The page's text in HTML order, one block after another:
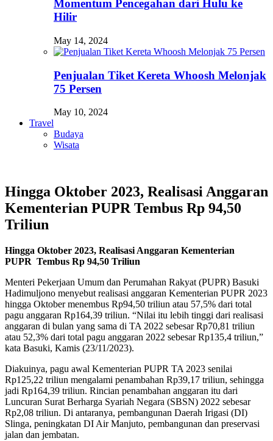
Momentum Pencegahan dari Hulu ke
Hilir
May 14, 2024
Penjualan Tiket Kereta Whoosh Melonjak
75 Persen
May 10, 2024
Travel
Budaya
Wisata
Hingga Oktober 2023, Realisasi Anggaran
Kementerian PUPR Tembus Rp 94,50
Triliun
Hingga Oktober 2023, Realisasi Anggaran Kementerian
PUPR Tembus Rp 94,50 Triliun
Menteri Pekerjaan Umum dan Perumahan Rakyat (PUPR) Basuki
Hadimuljono menyebut realisasi anggaran Kementerian PUPR 2023
hingga Oktober menembus Rp94,50 triliun atau 57,5% dari total
pagu anggaran Rp164,39 triliun. “Nilai itu lebih tinggi dari realisasi
anggaran di bulan yang sama di TA 2022 sebesar Rp70,81 triliun
atau 52,3% dari total pagu anggaran 2022 sebesar Rp135,4 triliun,”
kata Basuki, Kamis (23/11/2023).
Diakuinya, pagu awal Kementerian PUPR TA 2023 senilai
Rp125,22 triliun mengalami penambahan Rp39,17 triliun, sehingga
jadi Rp164,39 triliun. Rincian penambahan anggaran itu dari
Luncuran Surat Berharga Syariah Negara (SBSN) 2022 sebesar
Rp2,08 triliun. Di antaranya, pembangunan Daerah Irigasi (DI)
Slinga, peningkatan DI Air Manjuto, pembangunan dan preservasi
jalan dan jembatan.